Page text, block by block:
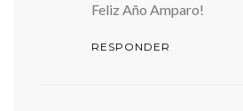
Feliz Año Amparo!
RESPONDER